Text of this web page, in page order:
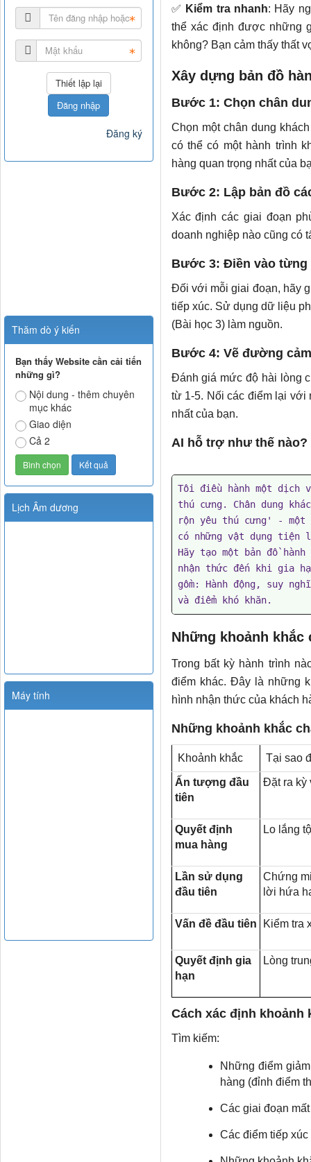
✅ Kiểm tra nhanh: Hãy
thể xác định được những
không? Bạn cảm thấy thất
Xây dựng bản đồ
Bước 1: Chọn chân
Chọn một chân dung
có thể có một hành trình
hàng quan trọng nhất của
Bước 2: Lập bản đồ
Xác định các giai đoạn
doanh nghiệp nào cũng có
Bước 3: Điền vào từng
Đối với mỗi giai đoạn, hãy
tiếp xúc. Sử dụng dữ liệu
(Bài học 3) làm nguồn.
Bước 4: Vẽ đường
Đánh giá mức độ hài lòng
từ 1-5. Nối các điểm lại
nhất của bạn.
AI hỗ trợ như thế nào?
Tôi điều hành một dịch
thú cưng. Chân dung
rộn yêu thú cưng' - một
có những vật dụng tiện
Hãy tạo một bản đồ
nhận thức đến khi gia
gồm: Hành động, suy
và điểm khó khăn.
Những khoảnh khắc
Trong bất kỳ hành trình
điểm khác. Đây là những
hình nhận thức của khách
Những khoảnh khắc
Khoảnh khắc Tại sao
Ấn tượng đầu
tiên
Đặt ra kỳ
Quyết định
mua hàng
Lo lắng
Lần sử dụng
đầu tiên
Chứng
lời hứa
Vấn đề đầu tiên Kiểm tra
Quyết định gia
hạn
Lòng
Cách xác định khoảnh
Tìm kiếm:
Những điểm
hàng (đỉnh điểm
Các giai đoạn
Các điểm tiếp
Đăng nhập
Đăng ký
Thăm dò ý kiến
Bạn thấy Website cần cải tiến
những gì?
Nội dung - thêm chuyên
mục khác
Giao diện
Cả 2
Lịch Âm dương
Máy tính